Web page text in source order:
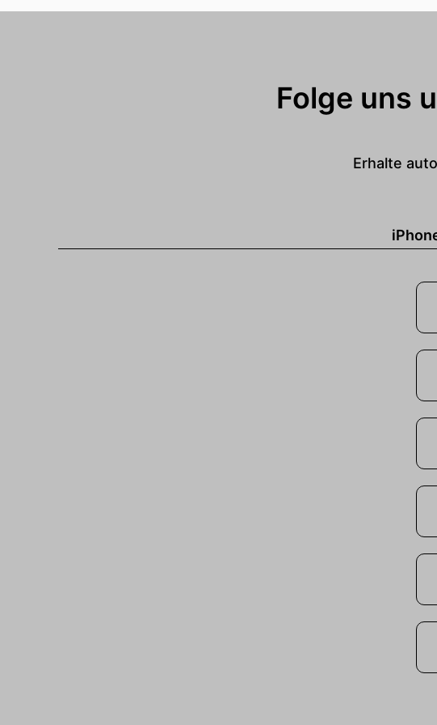
Folge uns
Erhalte